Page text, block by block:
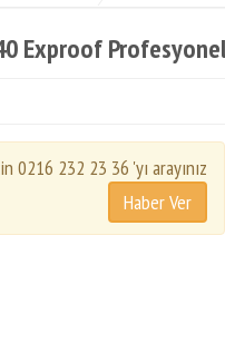
Exproof
0216 232 23 36 'yı arayınız